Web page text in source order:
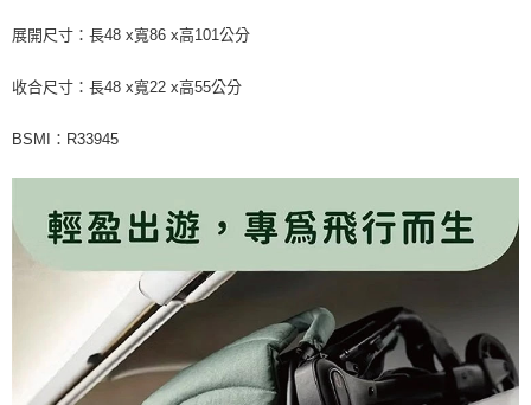
展開尺寸：長48 x寬86 x高101公分
收合尺寸：長48 x寬22 x高55公分
BSMI：R33945